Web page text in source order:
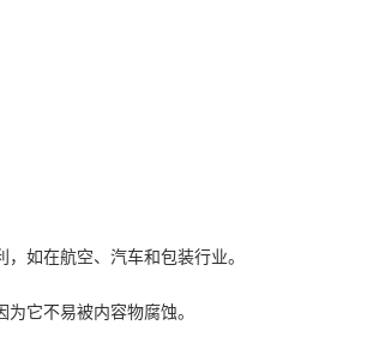
如在航空、汽车和包装行业。
它不易被内容物腐蚀。